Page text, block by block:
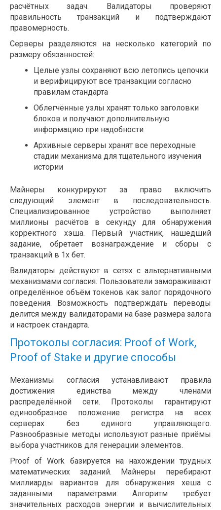
расчётных задач. Валидаторы проверяют
правильность транзакций и подтверждают
правомерность.
Серверы разделяются на несколько категорий по
размеру обязанностей:
Целые узлы сохраняют всю летопись цепочки
и верифицируют все транзакции согласно
правилам стандарта
Облегчённые узлы хранят только заголовки
блоков и получают дополнительную
информацию при надобности
Архивные серверы хранят все переходные
стадии механизма для тщательного изучения
истории
Майнеры конкурируют за право включить
следующий элемент в последовательность.
Специализированное устройство выполняет
миллионы расчётов в секунду для обнаружения
корректного хэша. Первый участник, нашедший
задание, обретает вознаграждение и сборы с
транзакций в 1х бет.
Валидаторы действуют в сетях с альтернативными
механизмами согласия. Пользователи замораживают
определённое объём токенов как залог порядочного
поведения. Возможность подтверждать переводы
делится между валидаторами на базе размера залога
и настроек стандарта.
Протоколы согласия: Proof of Work,
Proof of Stake и другие способы
Механизмы согласия устанавливают правила
достижения единства между членами
распределённой сети. Протоколы гарантируют
единообразное положение регистра на всех
серверах без единого управляющего.
Разнообразные методы используют разные приёмы
выбора участников для генерации элементов.
Proof of Work базируется на нахождении трудных
математических заданий. Майнеры перебирают
миллиарды вариантов для обнаружения хеша с
заданными параметрами. Алгоритм требует
значительных расходов энергии и вычислительных